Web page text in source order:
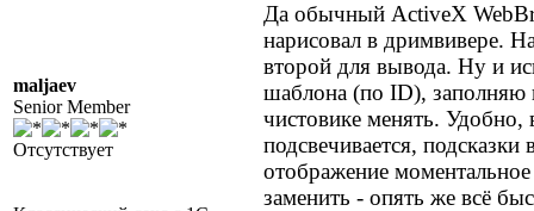
maljaev
Senior Member
Отсутствует
Да обычный ActiveX
нарисовал в дримвивере.
второй для вывода. Ну и
шаблона (по ID),
чистовике менять.
подсвечивается,
отображение
заменить - опять же всё